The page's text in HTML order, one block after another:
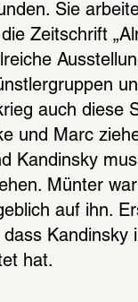
Sie
Zeitschrift
auch diese
und Marc
Kandinsky
Münter
auf ihn.
Kandinsky
hat.